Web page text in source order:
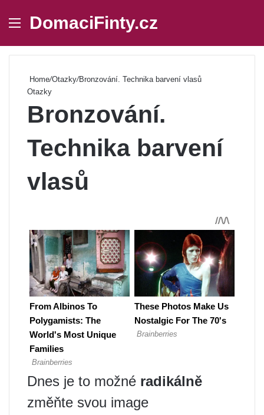
Menu
DomaciFinty.cz
Home/Otazky/Bronzování. Technika barvení vlasů
Otazky
Bronzování.
Technika barvení
vlasů
Dnes je to možné radikálně
změňte svou image